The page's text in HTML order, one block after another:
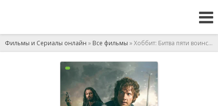
Фильмы и Сериалы онлайн » Все фильмы » Хоббит: Битва пяти воинств